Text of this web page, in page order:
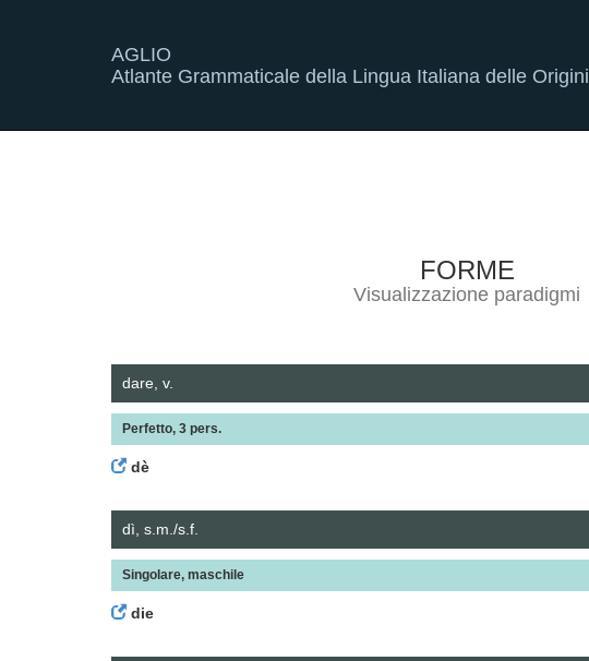
AGLIO
Atlante Grammaticale della Lingua Italiana delle Origini
FORME
Visualizzazione paradigmi
dare, v.
Perfetto, 3 pers.
dè
dì, s.m./s.f.
Singolare, maschile
die